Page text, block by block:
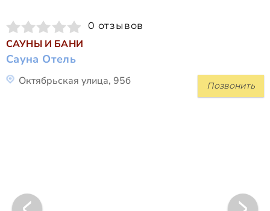
0 отзывов
САУНЫ И БАНИ
Сауна Отель
Позвонить
Октябрьская улица, 95б